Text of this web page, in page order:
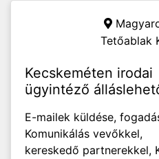
Tetőablak
Kecskeméten irodai
ügyintéző
E-mailek küldése,
Komunikálás vevőkkel,
kereskedő partnerekkel,